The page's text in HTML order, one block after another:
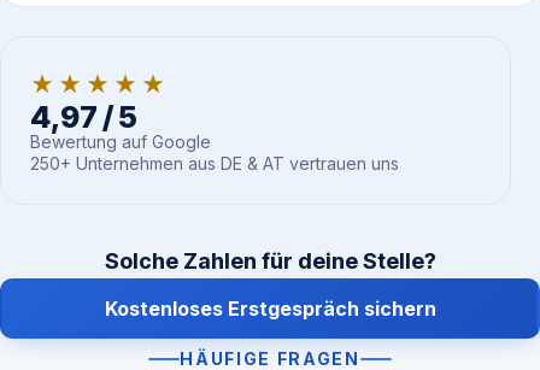
★★★★★
4,97 / 5
Bewertung auf Google
250+ Unternehmen aus DE & AT vertrauen uns
Solche Zahlen für deine Stelle?
Kostenloses Erstgespräch sichern
HÄUFIGE FRAGEN